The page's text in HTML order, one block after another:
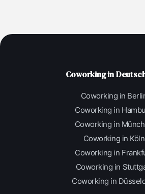
Coworking in
Coworking in
Coworking in
Coworking in
Coworking in Köln
Coworking in
Coworking in
Coworking in